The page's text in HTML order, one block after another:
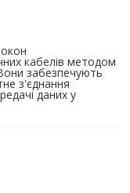
кабелів методом
забезпечують
з'єднання
даних у